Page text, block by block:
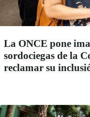
La ONCE pone
sordociegas de la
reclamar su